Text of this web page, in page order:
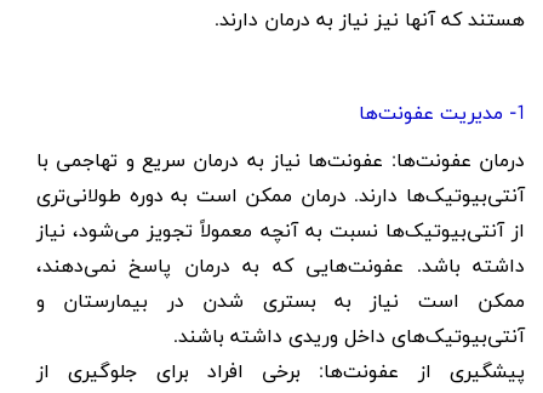
هستند که آنها نیز نیاز به درمان دارند.
1- مدیریت عفونت‌ها
درمان عفونت‌ها: عفونت‌ها نیاز به درمان سریع و تهاجمی با
آنتی‌بیوتیک‌ها دارند. درمان ممکن است به دوره طولانی‌تری
از آنتی‌بیوتیک‌ها نسبت به آنچه معمولاً تجویز می‌شود، نیاز
داشته باشد. عفونت‌هایی که به درمان پاسخ نمی‌دهند،
ممکن است نیاز به بستری شدن در بیمارستان و
آنتی‌بیوتیک‌های داخل وریدی داشته باشند.
پیشگیری از عفونت‌ها: برخی افراد برای جلوگیری از